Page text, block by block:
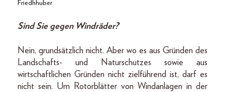
Friedhhuber
Sind Sie gegen Windräder?
Nein, grundsätzlich nicht. Aber wo es aus Gründen des
Landschafts- und Naturschutzes sowie aus
wirtschaftlichen Gründen nicht zielführend ist, darf es
nicht sein. Um Rotorblätter von Windanlagen in der